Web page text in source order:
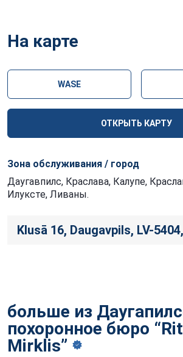
На карте
WASE
ОТКРЫТЬ КАРТУ
Зона обслуживания / город
Даугавпилс, Краслава, Калупе,
Илуксте, Ливаны.
Klusā 16, Daugavpils, LV-
больше из
похоронное бюро
Mirklis”